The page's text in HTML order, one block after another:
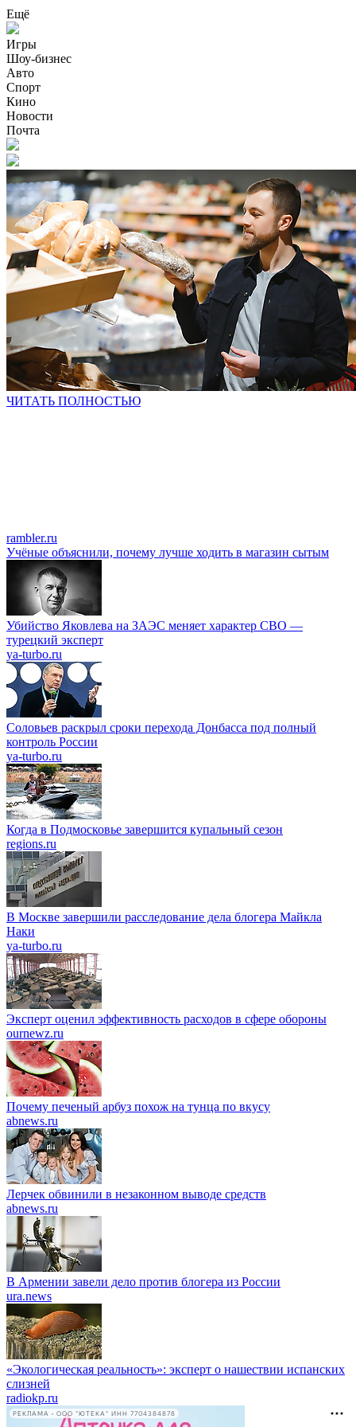
Ещё
Игры
Шоу-бизнес
Авто
Спорт
Кино
Новости
Почта
ЧИТАТЬ ПОЛНОСТЬЮ
rambler.ru
Учёные объяснили, почему лучше ходить в магазин сытым
Убийство Яковлева на ЗАЭС меняет характер СВО —
турецкий эксперт
ya-turbo.ru
Соловьев раскрыл сроки перехода Донбасса под полный
контроль России
ya-turbo.ru
Когда в Подмосковье завершится купальный сезон
regions.ru
В Москве завершили расследование дела блогера Майкла
Наки
ya-turbo.ru
Эксперт оценил эффективность расходов в сфере обороны
ournewz.ru
Почему печеный арбуз похож на тунца по вкусу
abnews.ru
Лерчек обвинили в незаконном выводе средств
abnews.ru
В Армении завели дело против блогера из России
ura.news
«Экологическая реальность»: эксперт о нашествии испанских
слизней
radiokp.ru
РЕКЛАМА • ООО "ЮТЕКА" ИНН 7704384878